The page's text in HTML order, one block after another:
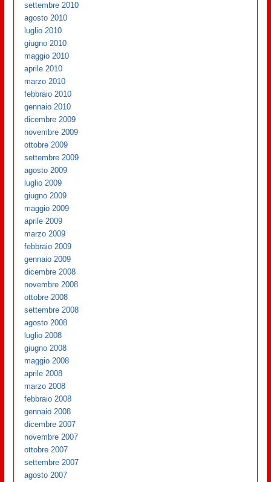
settembre 2010
agosto 2010
luglio 2010
giugno 2010
maggio 2010
aprile 2010
marzo 2010
febbraio 2010
gennaio 2010
dicembre 2009
novembre 2009
ottobre 2009
settembre 2009
agosto 2009
luglio 2009
giugno 2009
maggio 2009
aprile 2009
marzo 2009
febbraio 2009
gennaio 2009
dicembre 2008
novembre 2008
ottobre 2008
settembre 2008
agosto 2008
luglio 2008
giugno 2008
maggio 2008
aprile 2008
marzo 2008
febbraio 2008
gennaio 2008
dicembre 2007
novembre 2007
ottobre 2007
settembre 2007
agosto 2007